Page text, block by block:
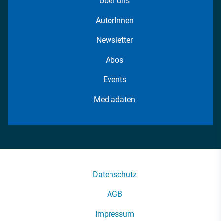
AutorInnen
Newsletter
Abos
Events
Mediadaten
Datenschutz
AGB
Impressum